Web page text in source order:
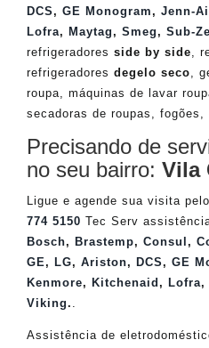
DCS , GE Monogram , Jenn-
Lofra, Maytag , Smeg , Sub-
refrigeradores side by side,
refrigeradores degelo seco,
roupa, máquinas de lavar
secadoras de roupas,
Precisando de
no seu bairro: Vila
Ligue e agende sua visita
774 5150 Tec Serv
Bosch, Brastemp, Consul ,
GE, LG, Ariston, DCS , GE
Kenmore, Kitchenaid , Lofra,
Viking. .
Assistência de